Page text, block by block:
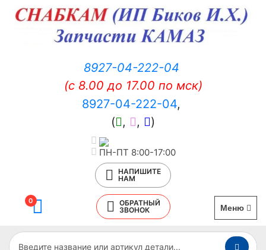
8927-04-222-04
(c 8.00 до 17.00 по мск)
8927-04-222-04,
(
, , )
ПН-ПТ 8:00-17:00
НАПИШИТЕ
НАМ
0
ОБРАТНЫЙ
ЗВОНОК
Меню